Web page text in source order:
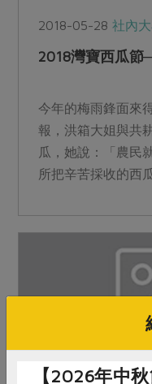
2018-05-28社內
2018灣寶西瓜節
今年的梅雨鋒面來
報，洪箱大姐與共
瓜，她說：「農民
所把辛苦採收的西
【2026年中